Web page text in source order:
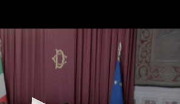
dei Deputati